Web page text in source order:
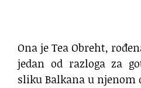
Ona je Tea Obreht,
jedan od razloga za
sliku Balkana u njenom